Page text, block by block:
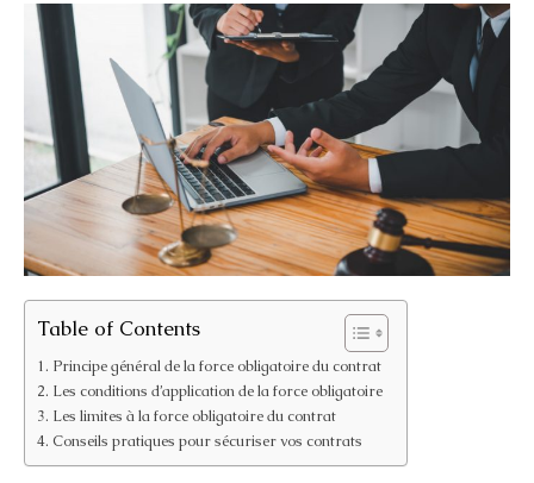
Table of Contents
Principe général de la force obligatoire du contrat
Les conditions d’application de la force obligatoire
Les limites à la force obligatoire du contrat
Conseils pratiques pour sécuriser vos contrats